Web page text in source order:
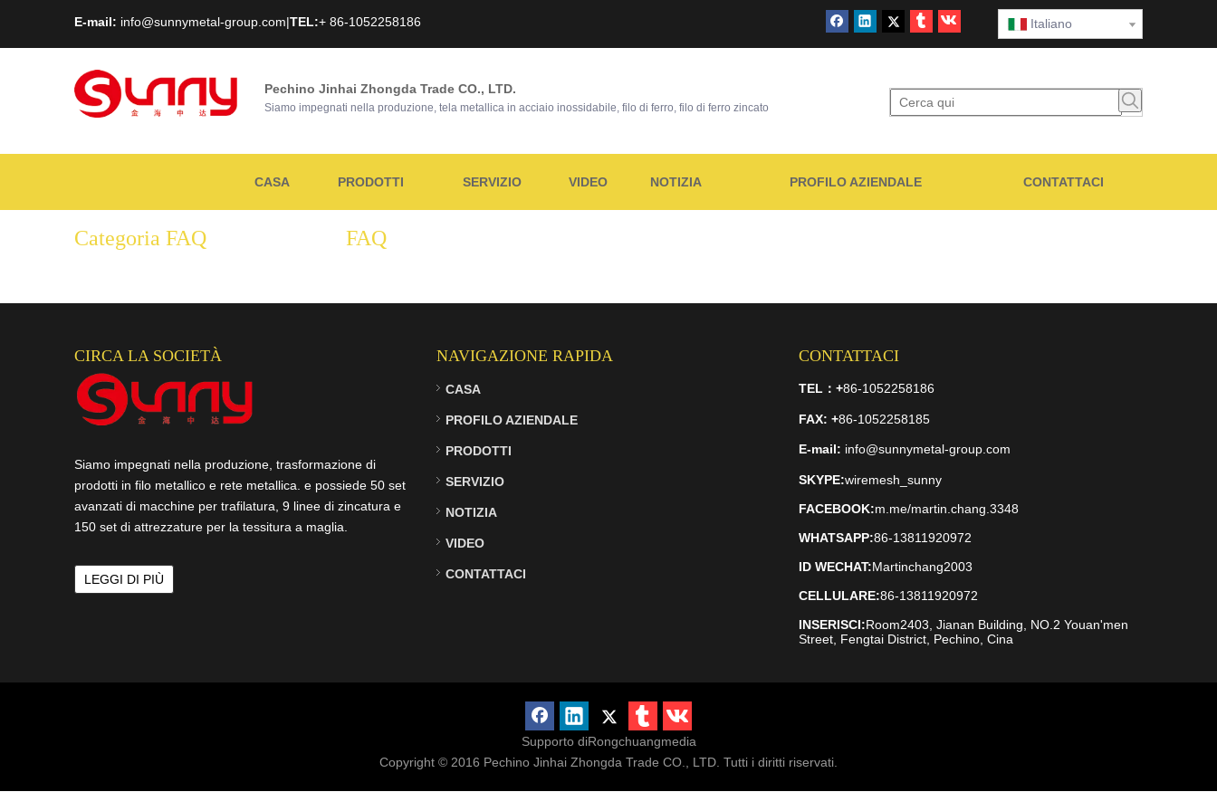
E-mail: info@sunnymetal-group.com|TEL:+ 86-1052258186 Italiano
Pechino Jinhai Zhongda Trade CO., LTD.
Siamo impegnati nella produzione, tela metallica in acciaio inossidabile, filo di ferro, filo di ferro zincato
CASA PRODOTTI SERVIZIO VIDEO NOTIZIA PROFILO AZIENDALE CONTATTACI
Categoria FAQ FAQ
CIRCA LA SOCIETÀ
Siamo impegnati nella produzione, trasformazione di
prodotti in filo metallico e rete metallica. e possiede 50 set
avanzati di macchine per trafilatura, 9 linee di zincatura e
150 set di attrezzature per la tessitura a maglia.
LEGGI DI PIÙ
NAVIGAZIONE RAPIDA
CASA
PROFILO AZIENDALE
PRODOTTI
SERVIZIO
NOTIZIA
VIDEO
CONTATTACI
CONTATTACI
TEL： +86-1052258186
FAX: +86-1052258185
E-mail: info@sunnymetal-group.com
SKYPE:wiremesh_sunny
FACEBOOK:m.me/martin.chang.3348
WHATSAPP:86-13811920972
ID WECHAT:Martinchang2003
CELLULARE:86-13811920972
INSERISCI:Room2403, Jianan Building, NO.2 Youan'men
Street, Fengtai District, Pechino, Cina
Supporto diRongchuangmedia
Copyright © 2016 Pechino Jinhai Zhongda Trade CO., LTD. Tutti i diritti riservati.